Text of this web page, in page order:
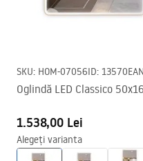
SKU: HOM-07056ID: 13570EAN
Oglindă LED Classico
1.538,00 Lei
Alegeți varianta